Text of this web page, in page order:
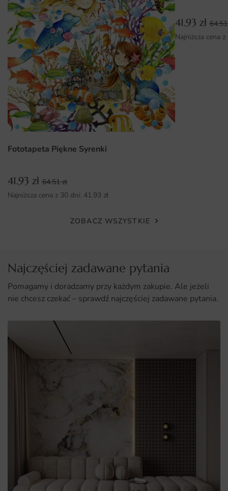
Możliwość wyboru różnych wymiarów oraz łatwy montaż,
co ułatwia aranżację przestrzeni.
Ekologiczne rozwiązania, które są bezpieczne dla zdrowia
i środowiska.
Fototapeta Piękne Syrenki
41.93 zł 64.51zł
Najniższa cena z 30 dni: 41.93 zł
41.93 zł
Najniższa cena
ZOBACZ WSZYSTKIE
Najczęściej zadawane pytania
Pomagamy i doradzamy przy każdym zakupie. Ale jeżeli
nie chcesz czekać – sprawdź najczęściej zadawane pytania.